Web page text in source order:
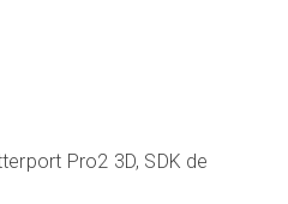
Pro2 3D, SDK de